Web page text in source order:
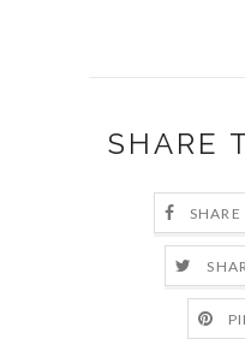
SHARE